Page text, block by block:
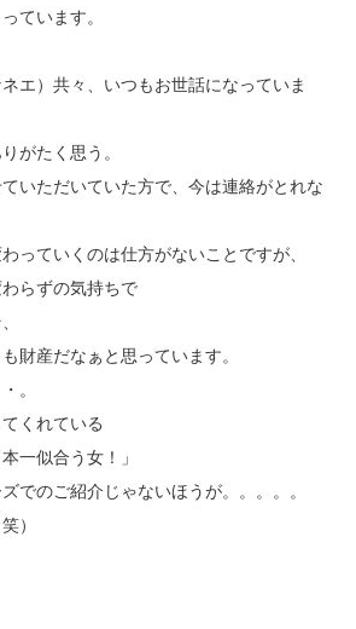
ています。
エ）共々、いつもお世話になっていま
がたく思う。
いただいていた方で、今は連絡がとれな
っていくのは仕方がないことですが、
らずの気持ちで
財産だなぁと思っています。
。
くれている
一似合う女！」
でのご紹介じゃないほうが。。。。。
）